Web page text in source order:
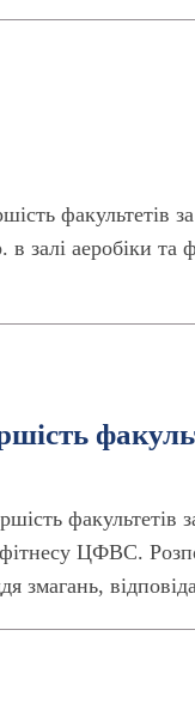
факультетів
залі аеробіки та
фітнесу ЦФВС.